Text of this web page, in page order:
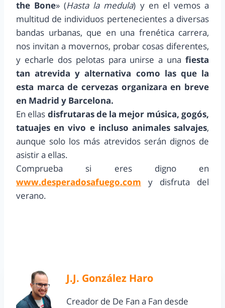
the Bone» (Hasta la medula) y en el vemos a
multitud de individuos pertenecientes a diversas
bandas urbanas, que en una frenética carrera,
nos invitan a movernos, probar cosas diferentes,
y echarle dos pelotas para unirse a una fiesta
tan atrevida y alternativa como las que la
esta marca de cervezas organizara en breve
en Madrid y Barcelona.
En ellas disfrutaras de la mejor música, gogós,
tatuajes en vivo e incluso animales salvajes,
aunque solo los más atrevidos serán dignos de
asistir a ellas.
Comprueba si eres digno en
www.desperadosafuego.com y disfruta del
verano.
J.J. González Haro
Creador de De Fan a Fan desde